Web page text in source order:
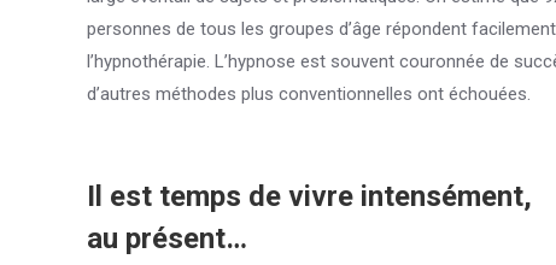
personnes de tous les groupes d’âge répondent
l’hypnothérapie. L’hypnose est souvent couronnée de
d’autres méthodes plus conventionnelles ont échouées.
Il est temps de vivre intensément,
au présent…